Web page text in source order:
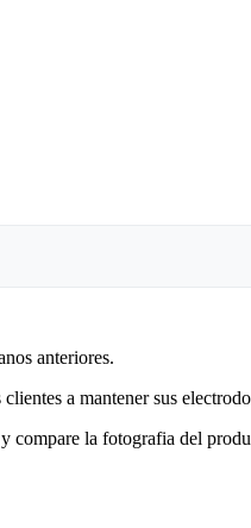
anteriores.
a mantener sus
compare la fotografia del